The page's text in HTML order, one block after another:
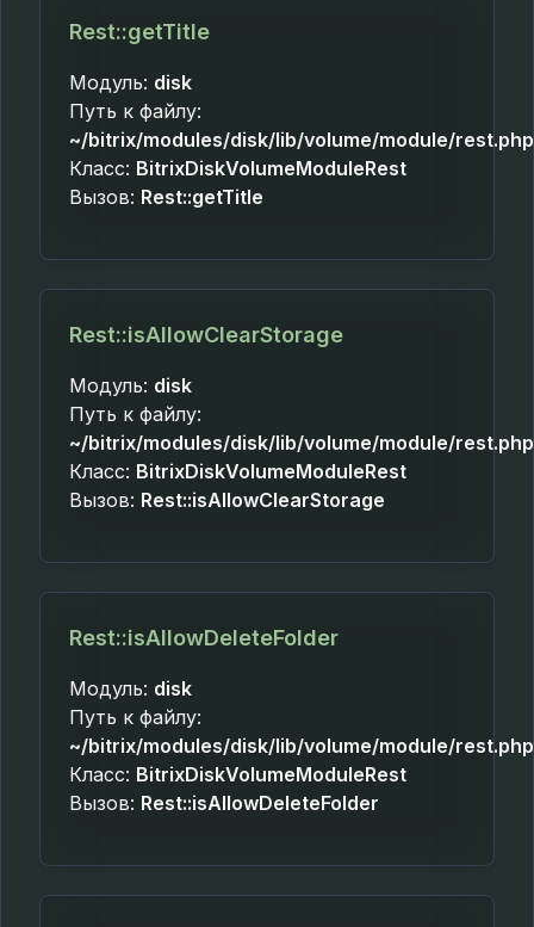
Rest::getTitle
Модуль: disk
Путь к файлу:
~/bitrix/modules/disk/lib/volume/module/rest.php
Класс: BitrixDiskVolumeModuleRest
Вызов: Rest::getTitle
Rest::isAllowClearStorage
Модуль: disk
Путь к файлу:
~/bitrix/modules/disk/lib/volume/module/rest.php
Класс: BitrixDiskVolumeModuleRest
Вызов: Rest::isAllowClearStorage
Rest::isAllowDeleteFolder
Модуль: disk
Путь к файлу:
~/bitrix/modules/disk/lib/volume/module/rest.php
Класс: BitrixDiskVolumeModuleRest
Вызов: Rest::isAllowDeleteFolder